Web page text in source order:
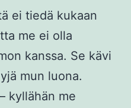
ei tiedä kukaan
me ei olla
kanssa. Se kävi
mun luona.
kyllähän me